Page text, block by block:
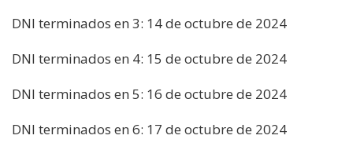
DNI terminados en 3: 14 de octubre de 2024
DNI terminados en 4: 15 de octubre de 2024
DNI terminados en 5: 16 de octubre de 2024
DNI terminados en 6: 17 de octubre de 2024